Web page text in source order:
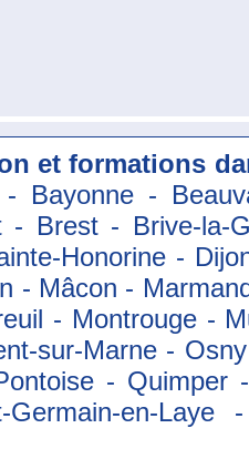
et formations
Bayonne -
- Brest - Brive-
Honorine -
- Mâcon -
- Montrouge -
sur-Marne -
-
Germain-en-